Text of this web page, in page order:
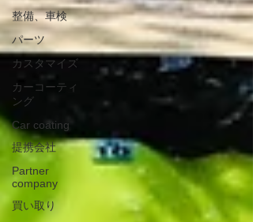
整備、車検
パーツ
カスタマイズ
カーコーティ
ング
Car coating
提携会社
Partner
company
買い取り